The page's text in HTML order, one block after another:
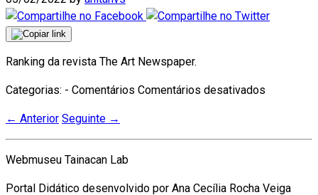
Ranking da revista The Art Newspaper.
Categorias: - Comentários Comentários desativados
← Anterior Seguinte →
Webmuseu Tainacan Lab
Portal Didático desenvolvido por Ana Cecília Rocha Veiga